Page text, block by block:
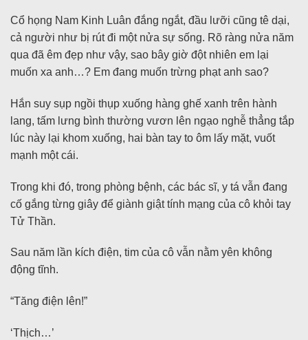
Cổ họng Nam Kinh Luân đắng ngắt, đầu lưỡi cũng tê dại,
cả người như bị rút đi một nửa sự sống. Rõ ràng nửa năm
qua đã êm đẹp như vậy, sao bây giờ đột nhiên em lại
muốn xa anh…? Em đang muốn trừng phạt anh sao?
Hắn suy sụp ngồi thụp xuống hàng ghế xanh trên hành
lang, tấm lưng bình thường vươn lên ngạo nghễ thẳng tắp
lúc này lại khom xuống, hai bàn tay to ôm lấy mặt, vuốt
mạnh một cái.
Trong khi đó, trong phòng bệnh, các bác sĩ, y tá vẫn đang
cố gắng từng giây để giành giật tính mạng của cô khỏi tay
Tử Thần.
Sau năm lần kích điện, tim của cô vẫn nằm yên không
động tĩnh.
“Tăng điện lên!”
‘Thịch…’